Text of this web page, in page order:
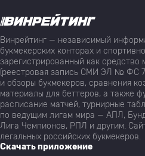
Винрейтинг — независимый
букмекерских конторах и
зарегистрированный как
(реестровая запись СМИ ЭЛ № ФС
и обзоры букмекеров, сравнения
материалы для беттеров, а также
расписание матчей, турнирные
по ведущим лигам мира — АПЛ,
Лига Чемпионов, РПЛ и другим.
легальных российских букмекеров.
Скачать приложение